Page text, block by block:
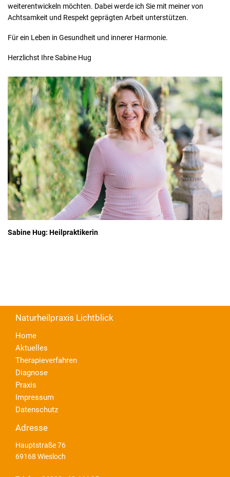
weiterentwickeln möchten. Dabei werde ich Sie mit meiner von
Achtsamkeit und Respekt geprägten Arbeit unterstützen.
Für ein Leben in Gesundheit und innerer Harmonie.
Herzlichst Ihre Sabine Hug
Sabine Hug: Heilpraktikerin
Naturheilpraxis Lichtblick
Home
Aktuelles
Therapieverfahren
Diagnose
Praxis
Impressum
Datenschutz
Adresse
Hauptstraße 76
69168 Wiesloch